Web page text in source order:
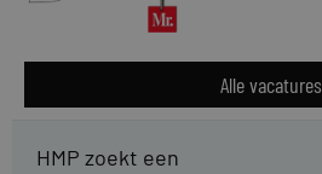
Alle vacatures
HMP zoekt een